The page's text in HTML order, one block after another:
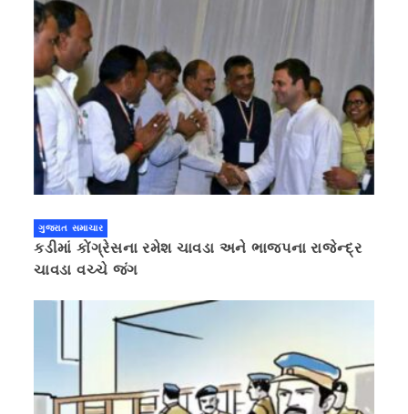
ગુજરાત સમાચાર
કડીમાં કોંગ્રેસના રમેશ ચાવડા અને ભાજપના રાજેન્દ્ર
ચાવડા વચ્ચે જંગ